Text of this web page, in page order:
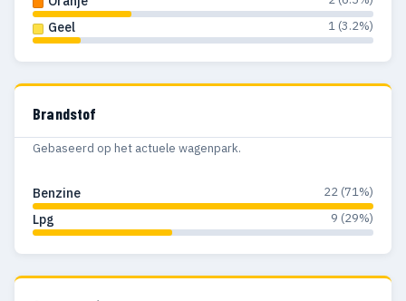
Geel 1 (3.2%)
Brandstof
Gebaseerd op het actuele wagenpark.
Benzine 22 (71%)
Lpg 9 (29%)